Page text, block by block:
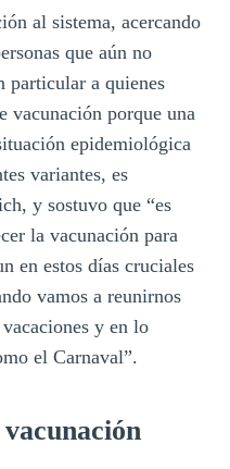
al sistema, acercando
que aún no
particular a quienes
vacunación porque una
epidemiológica
variantes, es
y sostuvo que “es
la vacunación para
en estos días cruciales
vamos a reunirnos
y en lo
el Carnaval”.